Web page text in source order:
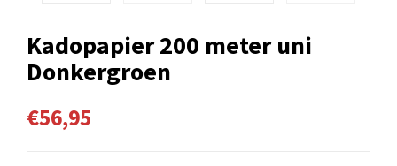
Kadopapier 200 meter uni
Donkergroen
€56,95